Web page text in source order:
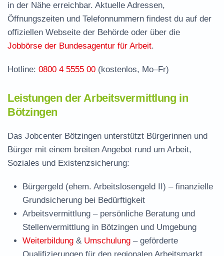
zuständige Stelle
Stellenangebote und Jobbörse in Bötzingen
Häufige Fragen rund ums Jobcenter
in der Nähe erreichbar. Aktuelle Adressen,
Öffnungszeiten und Telefonnummern findest du auf der
offiziellen Webseite der Behörde oder über die
Jobbörse der Bundesagentur für Arbeit.
Hotline: 0800 4 5555 00 (kostenlos, Mo–Fr)
Leistungen der Arbeitsvermittlung in
Bötzingen
Das Jobcenter Bötzingen unterstützt Bürgerinnen und
Bürger mit einem breiten Angebot rund um Arbeit,
Soziales und Existenzsicherung:
Bürgergeld (ehem. Arbeitslosengeld II) – finanzielle
Grundsicherung bei Bedürftigkeit
Arbeitsvermittlung – persönliche Beratung und
Stellenvermittlung in Bötzingen und Umgebung
Weiterbildung & Umschulung – geförderte